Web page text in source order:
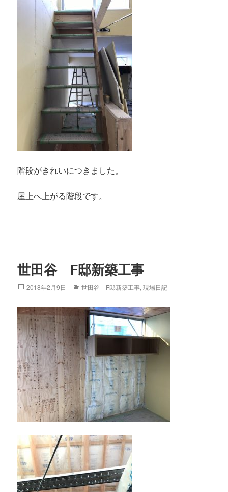
階段がきれいにつきました。
屋上へ上がる階段です。
世田谷 F邸新築工事
Posted
2018年2月9日 Categories
世田谷 F邸新築工事,現場日記